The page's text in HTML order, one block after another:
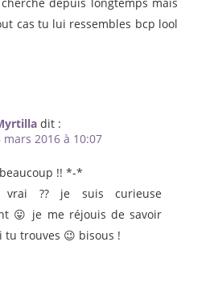
cas tu lui ressembles bcp lool
dit :
mars 2016 à 10:07
!! *-*
vrai ?? je suis curieuse
😛 je me réjouis de savoir
tu trouves 😉 bisous !